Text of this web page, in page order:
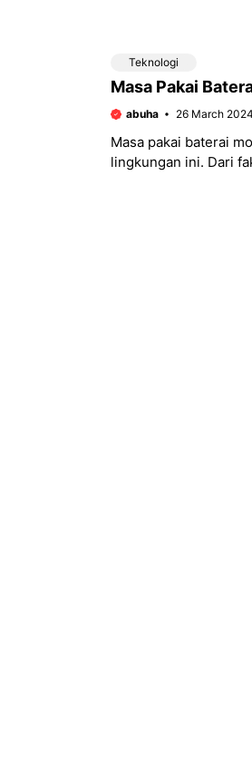
Teknologi
Masa Pakai
abuha 26 March 2024
Masa pakai baterai
lingkungan ini. Dari